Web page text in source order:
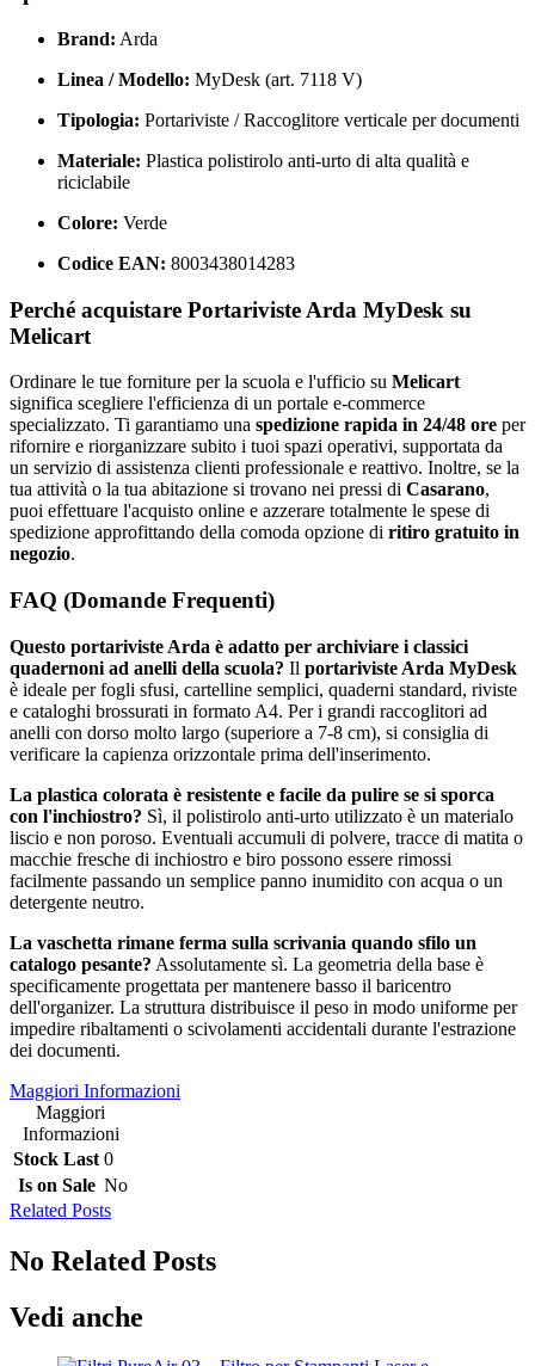
Brand: Arda
Linea / Modello: MyDesk (art. 7118 V)
Tipologia: Portariviste / Raccoglitore verticale per documenti
Materiale: Plastica polistirolo anti-urto di alta qualità e
riciclabile
Colore: Verde
Codice EAN: 8003438014283
Perché acquistare Portariviste Arda MyDesk su
Melicart
Ordinare le tue forniture per la scuola e l'ufficio su Melicart
significa scegliere l'efficienza di un portale e-commerce
specializzato. Ti garantiamo una spedizione rapida in 24/48 ore per
rifornire e riorganizzare subito i tuoi spazi operativi, supportata da
un servizio di assistenza clienti professionale e reattivo. Inoltre, se la
tua attività o la tua abitazione si trovano nei pressi di Casarano,
puoi effettuare l'acquisto online e azzerare totalmente le spese di
spedizione approfittando della comoda opzione di ritiro gratuito in
negozio.
FAQ (Domande Frequenti)
Questo portariviste Arda è adatto per archiviare i classici
quadernoni ad anelli della scuola? Il portariviste Arda MyDesk
è ideale per fogli sfusi, cartelline semplici, quaderni standard, riviste
e cataloghi brossurati in formato A4. Per i grandi raccoglitori ad
anelli con dorso molto largo (superiore a 7-8 cm), si consiglia di
verificare la capienza orizzontale prima dell'inserimento.
La plastica colorata è resistente e facile da pulire se si sporca
con l'inchiostro? Sì, il polistirolo anti-urto utilizzato è un materialo
liscio e non poroso. Eventuali accumuli di polvere, tracce di matita o
macchie fresche di inchiostro e biro possono essere rimossi
facilmente passando un semplice panno inumidito con acqua o un
detergente neutro.
La vaschetta rimane ferma sulla scrivania quando sfilo un
catalogo pesante? Assolutamente sì. La geometria della base è
specificamente progettata per mantenere basso il baricentro
dell'organizer. La struttura distribuisce il peso in modo uniforme per
impedire ribaltamenti o scivolamenti accidentali durante l'estrazione
dei documenti.
Maggiori Informazioni
Maggiori
Informazioni
Stock Last 0
Is on Sale No
Related Posts
No Related Posts
Vedi anche